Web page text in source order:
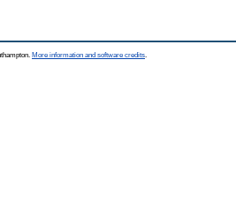
More information and software credits